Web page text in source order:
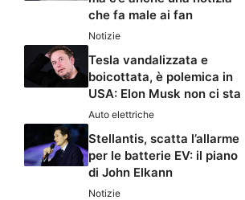
che fa male ai fan
Notizie
Tesla vandalizzata e
boicottata, è polemica in
USA: Elon Musk non ci sta
Auto elettriche
Stellantis, scatta l’allarme
per le batterie EV: il piano
di John Elkann
Notizie